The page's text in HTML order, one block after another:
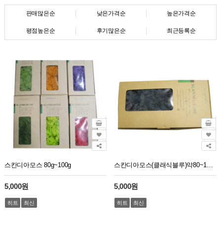
판매많은순 낮은가격순 높은가격순
평점높은순 후기많은순 최근등록순
스칸디아모스 80g~100g
5,000원
히트 최신
5,000원
히트 최신